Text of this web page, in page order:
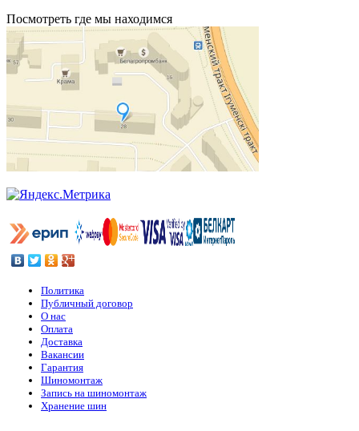
Посмотреть где мы находимся
Политика
Публичный договор
О нас
Оплата
Доставка
Вакансии
Гарантия
Шиномонтаж
Запись на шиномонтаж
Хранение шин